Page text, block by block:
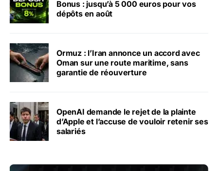
Bonus : jusqu’à 5 000 euros pour vos
dépôts en août
Ormuz : l’Iran annonce un accord avec
Oman sur une route maritime, sans
garantie de réouverture
OpenAI demande le rejet de la plainte
d’Apple et l’accuse de vouloir retenir ses
salariés